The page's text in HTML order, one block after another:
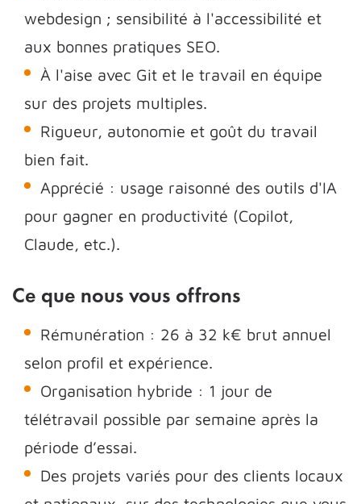
webdesign ; sensibilité à l'accessibilité et
aux bonnes pratiques SEO.
À l'aise avec Git et le travail en équipe
sur des projets multiples.
Rigueur, autonomie et goût du travail
bien fait.
Apprécié : usage raisonné des outils d'IA
pour gagner en productivité (Copilot,
Claude, etc.).
Ce que nous vous offrons
Rémunération : 26 à 32 k€ brut annuel
selon profil et expérience.
Organisation hybride : 1 jour de
télétravail possible par semaine après la
période d’essai.
Des projets variés pour des clients locaux